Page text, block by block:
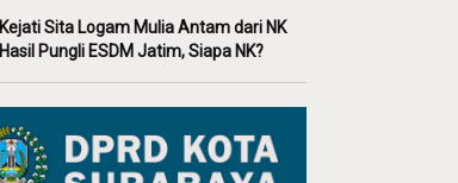
Kejati Sita Logam Mulia Antam dari NK
Hasil Pungli ESDM Jatim, Siapa NK?